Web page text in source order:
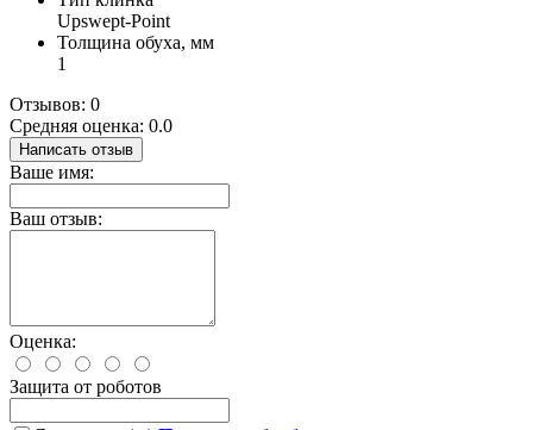
Upswept-Point
Толщина обуха, мм
1
Отзывов: 0
Средняя оценка: 0.0
Написать отзыв
Ваше имя:
Ваш отзыв:
Оценка:
Защита от роботов